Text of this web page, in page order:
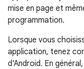
mise en page et
programmation.
Lorsque vous
application, tenez
d'Android. En